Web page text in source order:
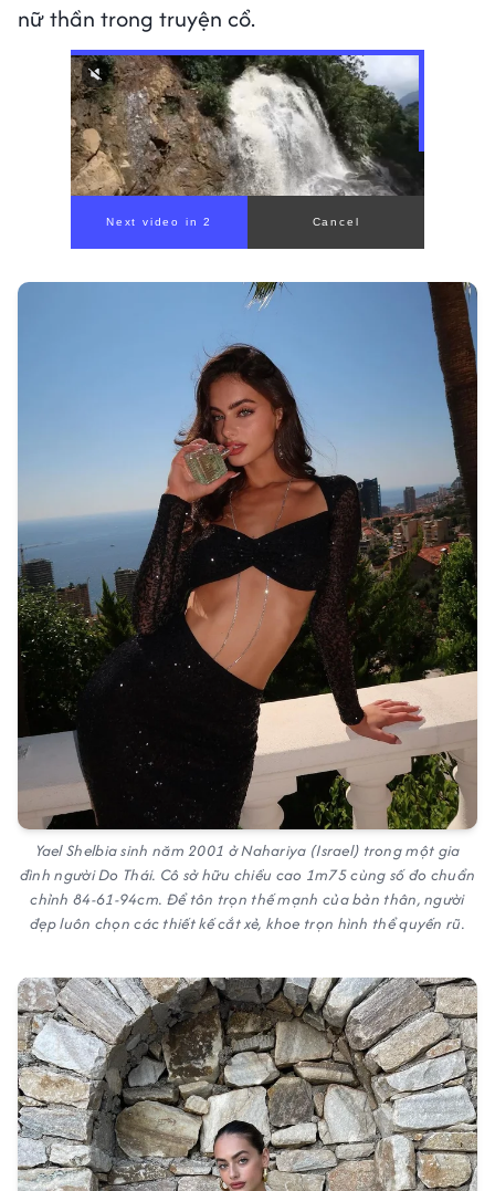
nữ thần trong truyện cổ.
Yael Shelbia sinh năm 2001 ở Nahariya (Israel) trong một gia
đình người Do Thái. Cô sở hữu chiều cao 1m75 cùng số đo chuẩn
chỉnh 84-61-94cm. Để tôn trọn thế mạnh của bản thân, người
đẹp luôn chọn các thiết kế cắt xẻ, khoe trọn hình thể quyến rũ.